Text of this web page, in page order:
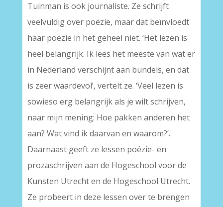
Tuinman is ook journaliste. Ze schrijft
veelvuldig over poëzie, maar dat beïnvloedt
haar poëzie in het geheel niet. ‘Het lezen is
heel belangrijk. Ik lees het meeste van wat er
in Nederland verschijnt aan bundels, en dat
is zeer waardevol’, vertelt ze. ‘Veel lezen is
sowieso erg belangrijk als je wilt schrijven,
naar mijn mening: Hoe pakken anderen het
aan? Wat vind ik daarvan en waarom?’.
Daarnaast geeft ze lessen poëzie- en
prozaschrijven aan de Hogeschool voor de
Kunsten Utrecht en de Hogeschool Utrecht.
Ze probeert in deze lessen over te brengen